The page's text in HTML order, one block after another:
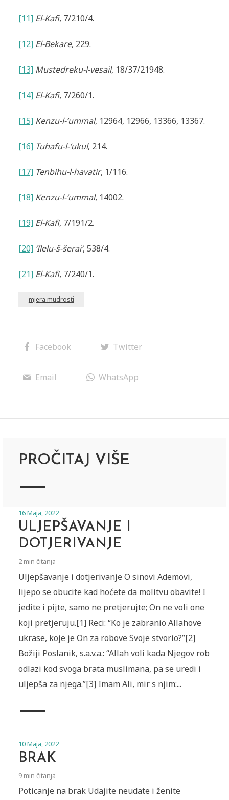
[11] El-Kafi, 7/210/4.
[12] El-Bekare, 229.
[13] Mustedreku-l-vesail, 18/37/21948.
[14] El-Kafi, 7/260/1.
[15] Kenzu-l-‘ummal, 12964, 12966, 13366, 13367.
[16] Tuhafu-l-‘ukul, 214.
[17] Tenbihu-l-havatir, 1/116.
[18] Kenzu-l-‘ummal, 14002.
[19] El-Kafi, 7/191/2.
[20] ‘Ilelu-š-šerai‘, 538/4.
[21] El-Kafi, 7/240/1.
mjera mudrosti
Facebook Twitter
Email WhatsApp
PROČITAJ VIŠE
16 Maja, 2022
ULJEPŠAVANJE I
DOTJERIVANJE
2 min čitanja
Uljepšavanje i dotjerivanje O sinovi Ademovi,
lijepo se obucite kad hoćete da molitvu obavite! I
jedite i pijte, samo ne pretjerujte; On ne voli one
koji pretjeruju.[1] Reci: “Ko je zabranio Allahove
ukrase, koje je On za robove Svoje stvorio?”[2]
Božiji Poslanik, s.a.v.a.: “Allah voli kada Njegov rob
odlazi kod svoga brata muslimana, pa se uredi i
uljepša za njega.”[3] Imam Ali, mir s njim:...
10 Maja, 2022
BRAK
9 min čitanja
Poticanje na brak Udajite neudate i ženite